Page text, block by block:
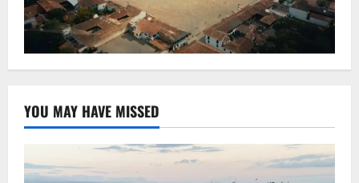
YOU MAY HAVE MISSED